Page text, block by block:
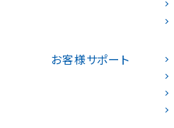
お客様サポート